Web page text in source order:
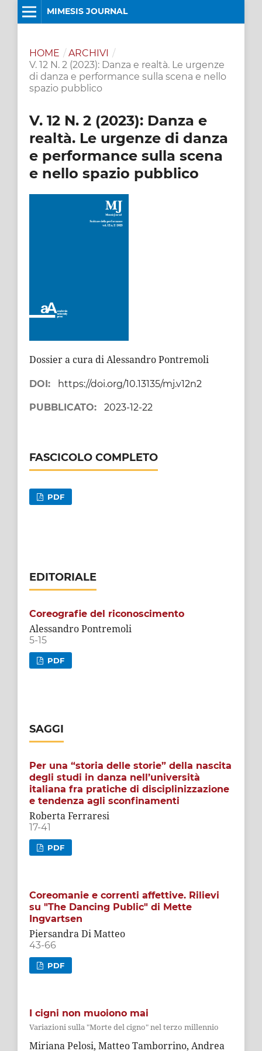
MIMESIS JOURNAL
HOME / ARCHIVI /
V. 12 N. 2 (2023): Danza e realtà. Le urgenze
di danza e performance sulla scena e nello
spazio pubblico
V. 12 N. 2 (2023): Danza e
realtà. Le urgenze di danza
e performance sulla scena
e nello spazio pubblico
Dossier a cura di Alessandro Pontremoli
DOI: https://doi.org/10.13135/mj.v12n2
PUBBLICATO: 2023-12-22
FASCICOLO COMPLETO
PDF
EDITORIALE
Coreografie del riconoscimento
Alessandro Pontremoli
5-15
PDF
SAGGI
Per una “storia delle storie” della nascita
degli studi in danza nell’università
italiana fra pratiche di disciplinizzazione
e tendenza agli sconfinamenti
Roberta Ferraresi
17-41
PDF
Coreomanie e correnti affettive. Rilievi
su "The Dancing Public" di Mette
Ingvartsen
Piersandra Di Matteo
43-66
PDF
I cigni non muoiono mai
Variazioni sulla "Morte del cigno" nel terzo millennio
Miriana Pelosi, Matteo Tamborrino, Andrea